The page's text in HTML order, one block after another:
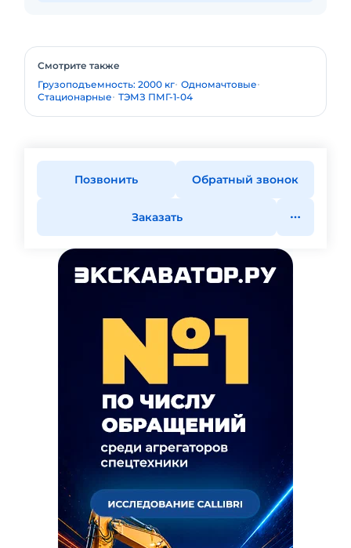
Смотрите также
Грузоподъемность: 2000 кг Одномачтовые
Стационарные ТЭМЗ ПМГ-1-04
Позвонить Обратный звонок
Заказать